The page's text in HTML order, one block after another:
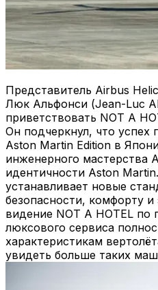
Представитель Airbus
Люк Альфонси (Jean-Luc
приветствовать NOT A
Он подчеркнул, что успех
Aston Martin Edition в
инженерного мастерства
идентичности Aston
устанавливает новые
безопасности, комфорту
видение NOT A HOTEL по
люксового сервиса
характеристикам
увидеть больше таких